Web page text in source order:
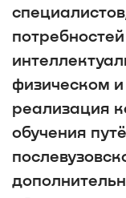
физическом
реализация
обучения